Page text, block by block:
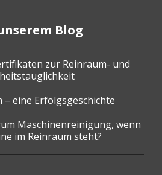
Blog
zur Reinraum- und
eine Erfolgsgeschichte
Maschinenreinigung, wenn
im Reinraum steht?